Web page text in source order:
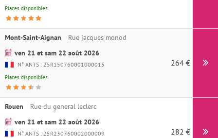
Places disponibles
Mont-Saint-Aignan
Rue jacques monod
ven 21 et sam 22 août 2026
N° ANTS : 25R150760001000015
Places disponibles
264 €
Rouen
Rue du general leclerc
ven 21 et sam 22 août 2026
N° ANTS : 25R230760002000009 282 €